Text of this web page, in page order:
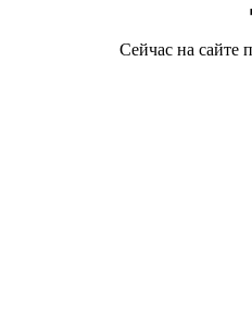
Сейчас на сайте